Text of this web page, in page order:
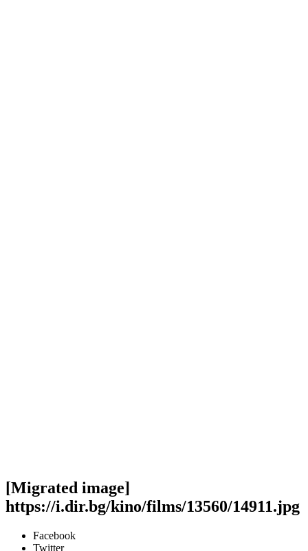
[Migrated image]
https://i.dir.bg/kino/films/13560/14911.jpg
Facebook
Twitter